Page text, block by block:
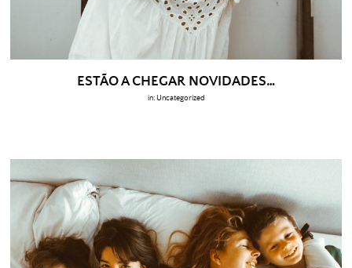
ESTÃO A CHEGAR NOVIDADES…
in: Uncategorized